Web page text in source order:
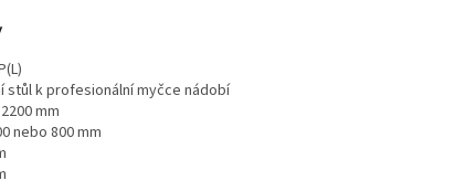
stůl k profesionální myčce nádobí
mm
nebo 800 mm